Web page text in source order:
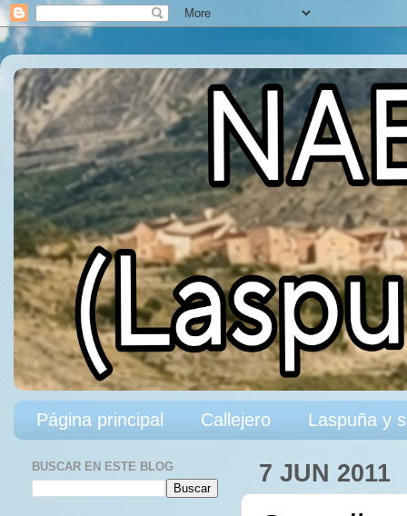
Página principal Callejero Laspuña y
7 JUN 2011
BUSCAR EN ESTE BLOG